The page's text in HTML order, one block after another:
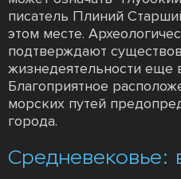
писатель Плиний
этом месте.
подтверждают
жизнедеятельности еще
Благоприятное
морских путей
города.
Средневековье: